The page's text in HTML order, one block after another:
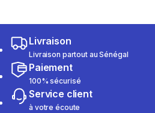
Livraison
Livraison partout au Sénégal
Paiement
100% sécurisé
Service client
à votre écoute